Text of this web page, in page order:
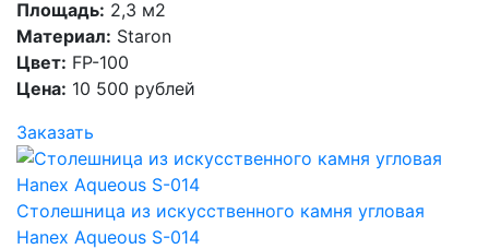
Площадь: 2,3 м2
Материал: Staron
Цвет: FP-100
Цена: 10 500 рублей
Заказать
Столешница из искусственного камня угловая
Hanex Aqueous S-014